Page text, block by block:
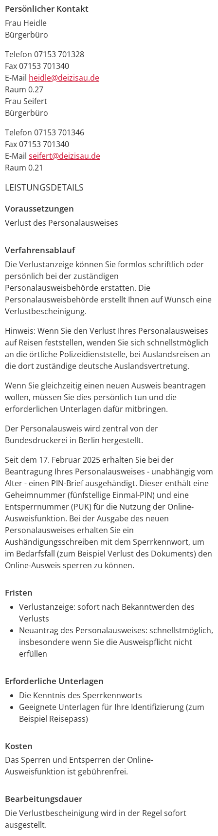
Persönlicher Kontakt
Frau Heidle
Bürgerbüro
Telefon 07153 701328
Fax07153 701340
E-Mail heidle@deizisau.de
Raum 0.27
Frau Seifert
Bürgerbüro
Telefon 07153 701346
Fax07153 701340
E-Mail seifert@deizisau.de
Raum 0.21
LEISTUNGSDETAILS
Voraussetzungen
Verlust des Personalausweises
Verfahrensablauf
Die Verlustanzeige können Sie formlos schriftlich oder
persönlich bei der zuständigen
Personalausweisbehörde erstatten. Die
Personalausweisbehörde erstellt Ihnen auf Wunsch eine
Verlustbescheinigung.
Hinweis: Wenn Sie den Verlust Ihres Personalausweises
auf Reisen feststellen, wenden Sie sich schnellstmöglich
an die örtliche Polizeidienststelle, bei Auslandsreisen an
die dort zuständige deutsche Auslandsvertretung.
Wenn Sie gleichzeitig einen neuen Ausweis beantragen
wollen, müssen Sie dies persönlich tun und die
erforderlichen Unterlagen dafür mitbringen.
Der Personalausweis wird zentral von der
Bundesdruckerei in Berlin hergestellt.
Seit dem 17. Februar 2025 erhalten Sie bei der
Beantragung Ihres Personalausweises - unabhängig vom
Alter - einen PIN-Briefausgehändigt. Dieser enthält eine
Geheimnummer(fünfstellige Einmal-PIN) und eine
Entsperrnummer (PUK) für die Nutzung der Online-
Ausweisfunktion. Bei der Ausgabe des neuen
Personalausweises erhalten Sie ein
Aushändigungsschreiben mit dem Sperrkennwort, um
im Bedarfsfall (zum Beispiel Verlust des Dokuments) den
Online-Ausweis sperren zu können.
Fristen
Verlustanzeige: sofort nach Bekanntwerden des
Verlusts
Neuantrag des Personalausweises: schnellstmöglich,
insbesondere wenn Sie die Ausweispflicht nicht
erfüllen
Erforderliche Unterlagen
Die Kenntnis des Sperrkennworts
Geeignete Unterlagen für Ihre Identifizierung (zum
Beispiel Reisepass)
Kosten
Das Sperren und Entsperren der Online-
Ausweisfunktion ist gebührenfrei.
Bearbeitungsdauer
Die Verlustbescheinigung wird in der Regel sofort
ausgestellt.